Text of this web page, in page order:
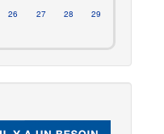
26 27 28
29